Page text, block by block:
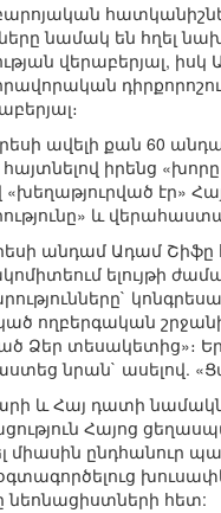
նամակ են հղել
վերաբերյալ,
ավելի քան 60
հայտնելով իրենց
էր»
և
անդամ Ադամ
ելույթի
ողբերգական
Ձեր տեսակետից»։
նրան` ասելով.
և Հայ դատի
Հայոց
միասին ընդհանուր
նեոնացիստների հետ: